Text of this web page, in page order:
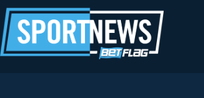
al
contenuto